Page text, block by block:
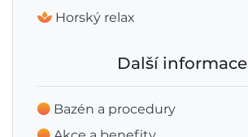
Horský relax
Další informace
Bazén a procedury